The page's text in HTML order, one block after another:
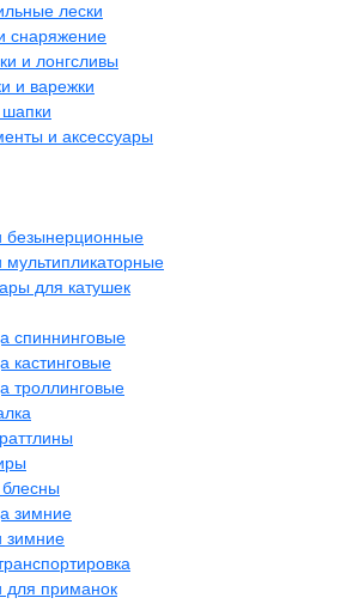
лески
снаряжение
и лонгсливы
и варежки
шапки
и аксессуары
безынерционные
мультипликаторные
для катушек
спиннинговые
кастинговые
троллинговые
зимние
зимние
для приманок